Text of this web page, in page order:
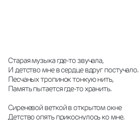
Старая музыка где-то звучала,
И детство мне в сердце вдруг постучало.
Песчаных тропинок тонкую нить,
Память пытается где-то хранить.
Сиреневой веткой в открытом окне
Детство опять прикоснулось ко мне.